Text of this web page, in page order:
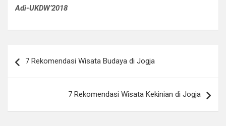
Adi-UKDW’2018
navigation
7 Rekomendasi Wisata Budaya di Jogja
7 Rekomendasi Wisata Kekinian di Jogja